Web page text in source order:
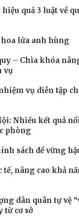
quả 3 luật về
lửa anh hùng
– Chìa khóa
vụ
vụ diễn tập
Nhiều kết quả
phòng
sách để vững
tế, nâng cao khả
dân quân tự vệ
từ cơ sở